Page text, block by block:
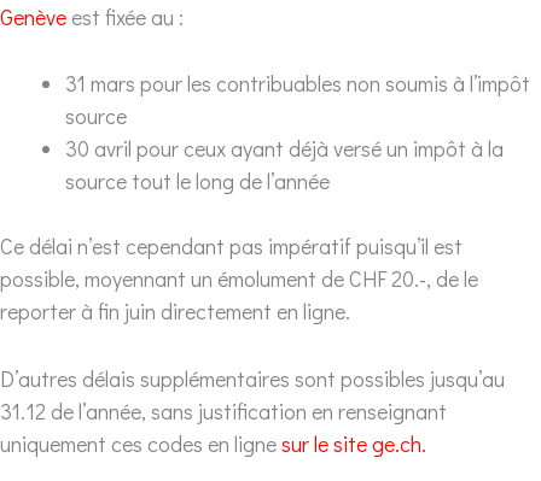
Genève est fixée au :
31 mars pour les contribuables non soumis à l’impôt
source
30 avril pour ceux ayant déjà versé un impôt à la
source tout le long de l’année
Ce délai n’est cependant pas impératif puisqu’il est
possible, moyennant un émolument de CHF 20.-, de le
reporter à fin juin directement en ligne.
D’autres délais supplémentaires sont possibles jusqu’au
31.12 de l’année, sans justification en renseignant
uniquement ces codes en lignesur le site ge.ch.